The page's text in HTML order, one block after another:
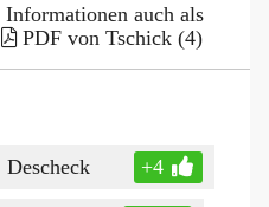
auch als
PDF von Tschick (4)
Descheck +4